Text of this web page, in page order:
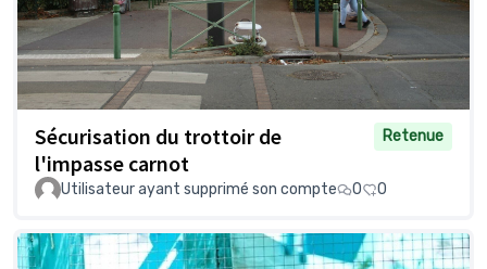
Sécurisation du trottoir de
l'impasse carnot
Retenue
Utilisateur ayant supprimé son compte 0 0